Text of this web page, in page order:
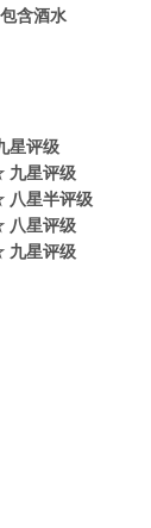
含酒水
评级
星评级
星半评级
星评级
星评级